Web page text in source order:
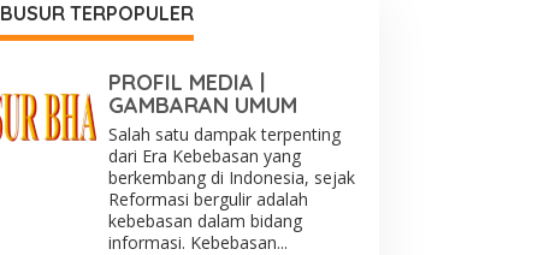
BUSUR TERPOPULER
PROFIL MEDIA |
GAMBARAN UMUM
Salah satu dampak terpenting
dari Era Kebebasan yang
berkembang di Indonesia, sejak
Reformasi bergulir adalah
kebebasan dalam bidang
informasi. Kebebasan...